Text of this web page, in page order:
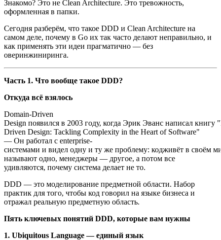
Знакомо? Это не Clean Architecture. Это тревожность,
оформленная в папки.
Сегодня разберём, что такое DDD и Clean Architecture на
самом деле, почему в Go их так часто делают неправильно, и
как применять эти идеи прагматично — без
оверинжиниринга.
Часть 1. Что вообще такое DDD?
Откуда всё взялось
Domain-Driven
Design появился в 2003 году, когда Эрик Эванс написал книгу
Driven Design: Tackling Complexity in the Heart of Software"
— Он работал с enterprise-
системами и видел одну и ту же проблему: кодживёт в своём
называют одно, менеджеры — другое, а потом все
удивляются, почему система делает не то.
DDD — это моделирование предметной области. Набор
практик для того, чтобы код говорил на языке бизнеса и
отражал реальную предметную область.
Пять ключевых понятий DDD, которые вам нужны
1. Ubiquitous Language — единый язык